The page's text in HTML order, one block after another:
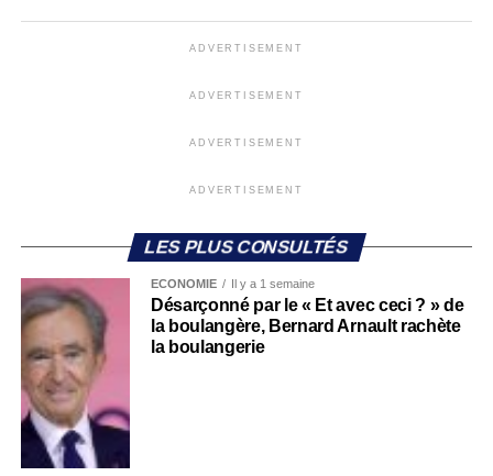
ADVERTISEMENT
ADVERTISEMENT
ADVERTISEMENT
ADVERTISEMENT
LES PLUS CONSULTÉS
ECONOMIE Il y a 1 semaine
Désarçonné par le « Et avec ceci ? » de
la boulangère, Bernard Arnault rachète
la boulangerie